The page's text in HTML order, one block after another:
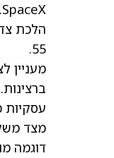
SpaceX. לפי ה-
הלכת
55.
מעניין
עסקיות
מצד
דוגמה